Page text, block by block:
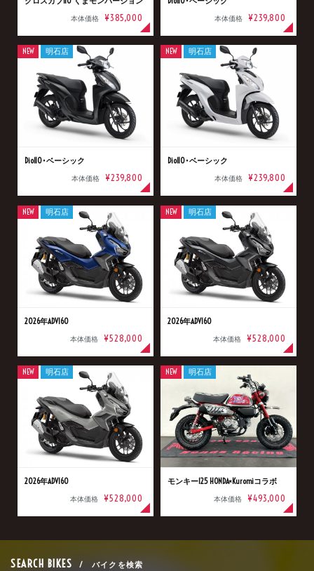
本体価格 ¥385,000 本体価格 ¥239,800
Dio110･ベーシック
本体価格 ¥239,800
NEW 明石店
Dio110･ベーシック
本体価格 ¥239,800
NEW 明石店
2026年ADV160
本体価格 ¥528,000
NEW 明石店
2026年ADV160
本体価格 ¥528,000
NEW 明石店
2026年ADV160
本体価格 ¥528,000
NEW 明石店
モンキー125 HONDA×Kuromiコラボ
本体価格 ¥493,000
NEW 明石店
SEARCH BIKES / バイクを検索